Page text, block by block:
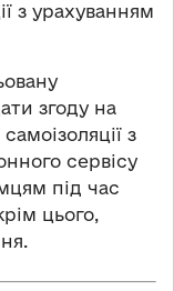
з урахуванням
згоду на
з
сервісу
під час
цього,